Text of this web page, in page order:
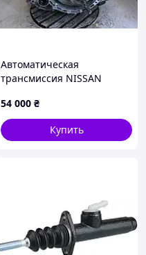
Автоматическая
трансмиссия NISSAN
1XD1C
54 000 ₴
Купить